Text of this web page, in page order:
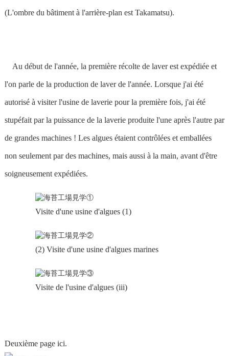
(L'ombre du bâtiment à l'arrière-plan est Takamatsu).
Au début de l'année, la première récolte de laver est expédiée et
l'on parle de la production de laver de l'année. Lorsque j'ai été
autorisé à visiter l'usine de laverie pour la première fois, j'ai été
stupéfait par la puissance de la laverie produite l'une après l'autre par
de grandes machines ! Les algues étaient contrôlées et emballées
non seulement par des machines, mais aussi à la main, avant d'être
soigneusement expédiées.
Visite d'une usine d'algues (1)
(2) Visite d'une usine d'algues marines
Visite de l'usine d'algues (iii)
Deuxième page ici.